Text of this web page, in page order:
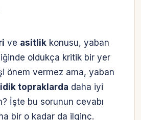
ve asitlik konusu, yaban
oldukça kritik bir yer
önem vermez ama, yaban
topraklarda daha iyi
İşte bu sorunun cevabı
bir o kadar da ilginç.